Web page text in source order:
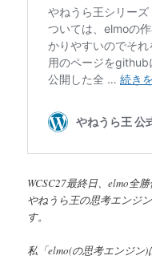
WCSC27最終日、elmo全
やねうら王の思考エンジ
す。
私「elmo(の思考エンジン)